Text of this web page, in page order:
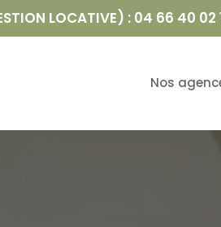
LOCATIVE) : 04 66 40 02
Nos